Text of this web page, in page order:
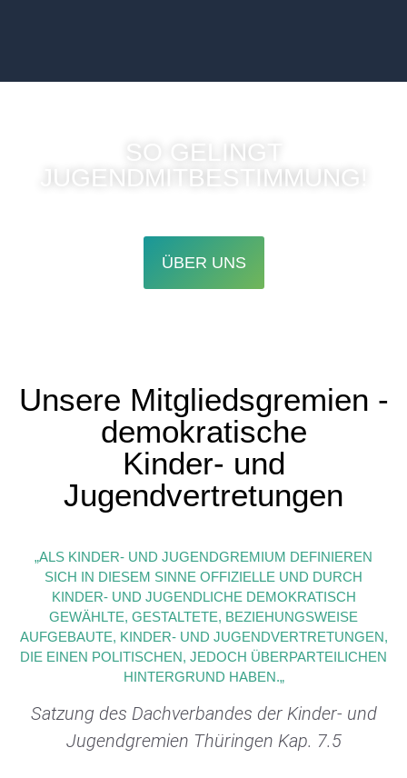
SO GELINGT
JUGENDMITBESTIMMUNG!
ÜBER UNS
Unsere Mitgliedsgremien -
demokratische
Kinder- und
Jugendvertretungen
„ALS KINDER- UND JUGENDGREMIUM DEFINIEREN
SICH IN DIESEM SINNE OFFIZIELLE UND DURCH
KINDER- UND JUGENDLICHE DEMOKRATISCH
GEWÄHLTE, GESTALTETE, BEZIEHUNGSWEISE
AUFGEBAUTE, KINDER- UND JUGENDVERTRETUNGEN,
DIE EINEN POLITISCHEN, JEDOCH ÜBERPARTEILICHEN
HINTERGRUND HABEN.„
Satzung des Dachverbandes der Kinder- und
Jugendgremien Thüringen Kap. 7.5